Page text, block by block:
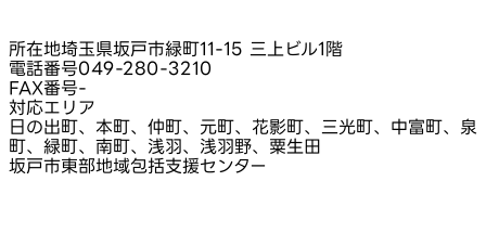
所在地埼玉県坂戸市緑町11-15 三上ビル1階
電話番号049-280-3210
FAX番号-
対応エリア
日の出町、本町、仲町、元町、花影町、三光町、中富町、泉
町、緑町、南町、浅羽、浅羽野、粟生田
坂戸市東部地域包括支援センター